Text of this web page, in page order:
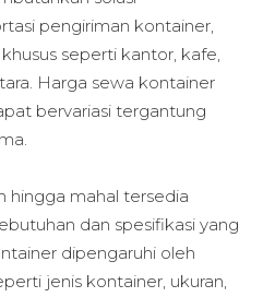
pengiriman kontainer,
seperti kantor, kafe,
Harga sewa kontainer
bervariasi tergantung
hingga mahal tersedia
dan spesifikasi yang
dipengaruhi oleh
jenis kontainer, ukuran,